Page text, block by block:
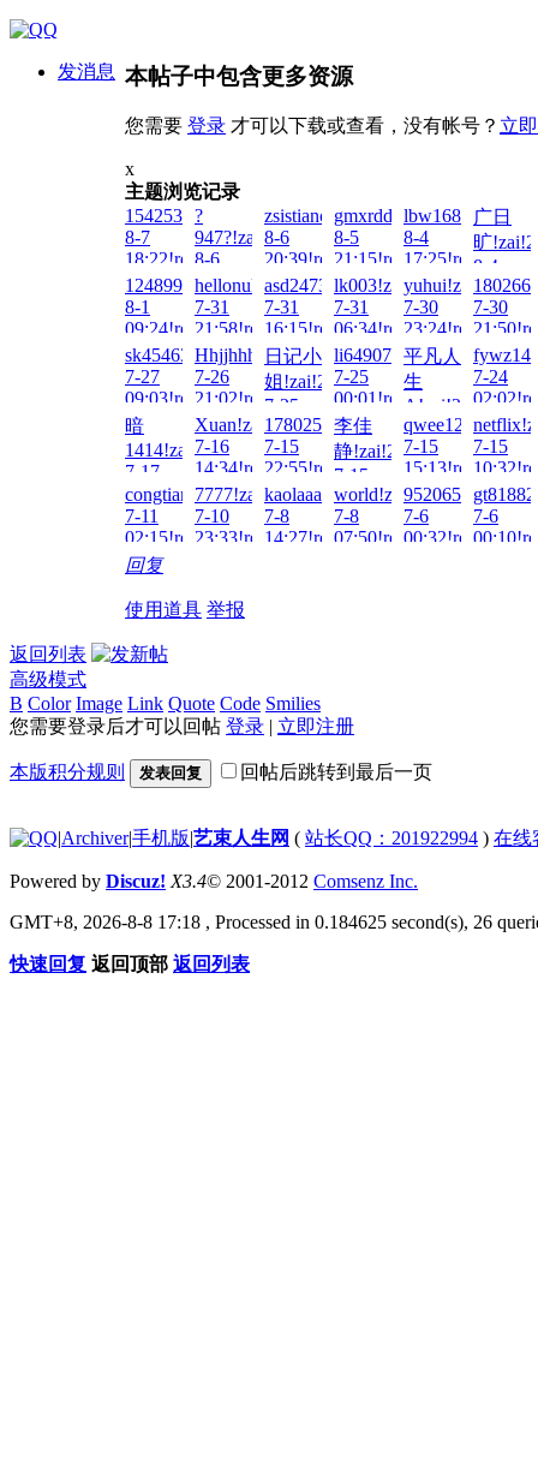
发消息 本帖子中包含更多资源
您需要 登录 才可以下载或查看，没有帐号？ 立
x
主题浏览记录
1542538255!zai!2026-
8-7
18:22!read!
?
947?!zai!2026-
8-6
21:55!read!
zsistiancai!zai!2026-
8-6
20:39!read!
gmxrdd!zai!2026-
8-5
21:15!read!
8-4
17:25!read!
广日
旷
8-4
1248990721!zai!2026-
8-1
09:24!read!
hellonuke!zai!2026-
7-31
21:58!read!
asd247387010!zai!2026-
7-31
16:15!read!
lk003!zai!2026-
7-31
06:34!read!
yuhui!zai!2026-
7-30
23:24!read!
7-30
sk454632887!zai!2026-
7-27
09:03!read!
Hhjjhhhjj!zai!2026-
7-26
21:02!read!
日记小
姐!zai!2026-
7-25
07:39!read!
li649074346!zai!2026-
7-25
00:01!read!
平凡人
生
A!zai!2026-
7-24
18:16!read!
7-24
暗
1414!zai!2026-
7-17
18:45!read!
Xuan!zai!2026-
7-16
14:34!read!
17802522016!zai!2026-
7-15
22:55!read!
李佳
静!zai!2026-
7-15
16:42!read!
7-15
15:13!read!
7-15
congtian11!zai!2026-
7-11
02:15!read!
7777!zai!2026-
7-10
23:33!read!
kaolaaaa!zai!2026-
7-8
14:27!read!
world!zai!2026-
7-8
07:50!read!
7-6
00:32!read!
7-6
回复
使用道具 举报
返回列表
高级模式
B Color Image Link Quote Code Smilies
您需要登录后才可以回帖 登录 | 立即注册
本版积分规则 发表回复 回帖后跳转到最后一页
|Archiver|手机版|艺束人生网 ( 站长QQ：201922994 ) 在线
Powered by Discuz! X3.4© 2001-2012 Comsenz Inc.
GMT+8, 2026-8-8 17:18 , Processed in 0.184625 second(s), 26
快速回复 返回顶部 返回列表